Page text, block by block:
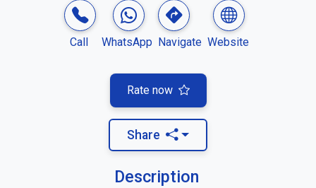
Call WhatsApp Navigate Website
Rate now
Share
Description